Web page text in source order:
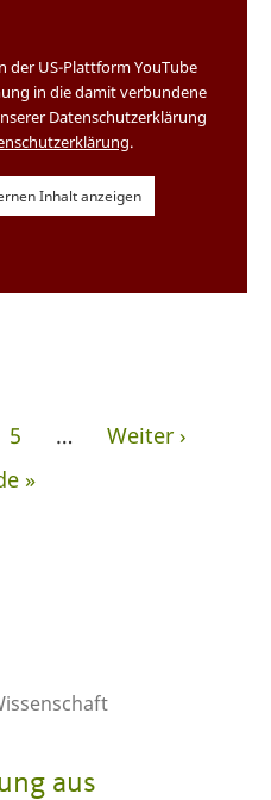
der US-Plattform YouTube
in die damit verbundene
Datenschutzerklärung
.
Inhalt anzeigen
Seite
5 …
Nächste
Weiter ›
»
aus